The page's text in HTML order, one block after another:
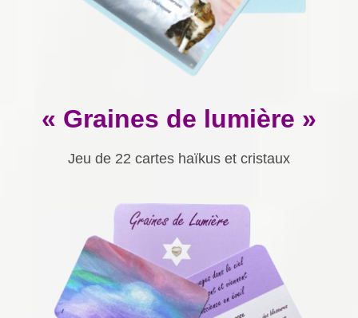
« Graines de lumière »
Jeu de 22 cartes haïkus et cristaux